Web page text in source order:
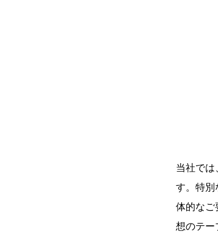
当社では
す。特別
体的なご
想のテー